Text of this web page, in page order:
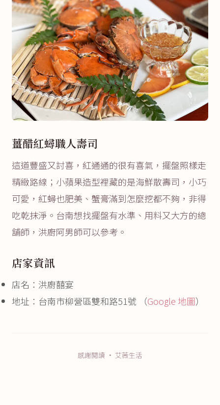
薑醋紅蟳職人壽司
這道豐盛又討喜，紅通通的很有喜氣，擺盤照樣走
精緻路線；小蘋果造型裡藏的是海鮮散壽司，小巧
可愛，紅蟳也肥美、蟹膏滿到怎麼挖都不夠，非得
吃乾抹淨。台南想找擺盤有水準、用料又大方的總
舖師，洪廚阿男師可以參考。
店家資訊
店名：洪廚囍宴
地址：台南市柳營區雙和路51號 （Google 地圖）
感謝閱讀 · 艾薇生活